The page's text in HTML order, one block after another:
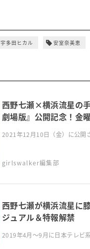
宇多田ヒカル 安室奈美恵
西野七瀬×横浜流星の
劇場版』公開記念！金
2021年12月10日（金）に公開
girlswalker編集部
西野七瀬が横浜流星に
ジュアル＆特報解禁
2019年4月〜9月に日本テレビ